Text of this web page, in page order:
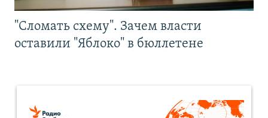
"Сломать схему". Зачем власти
оставили "Яблоко" в бюллетене